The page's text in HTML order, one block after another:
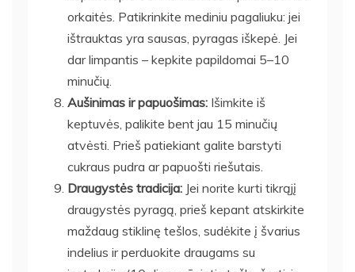
orkaitės. Patikrinkite mediniu pagaliuku: jei
ištrauktas yra sausas, pyragas iškepė. Jei
dar limpantis – kepkite papildomai 5–10
minučių.
Aušinimas ir papuošimas: Išimkite iš
keptuvės, palikite bent jau 15 minučių
atvėsti. Prieš patiekiant galite barstyti
cukraus pudra ar papuošti riešutais.
Draugystės tradicija: Jei norite kurti tikrąjį
draugystės pyragą, prieš kepant atskirkite
maždaug stiklinę tešlos, sudėkite į švarius
indelius ir perduokite draugams su